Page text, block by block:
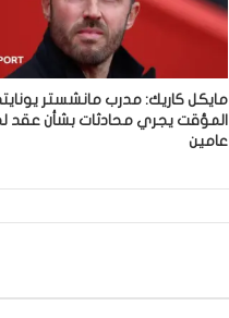
مايكل كاريك: مدرب مانشستر
المؤقت يجري محادثات بشأن عقد
عامين